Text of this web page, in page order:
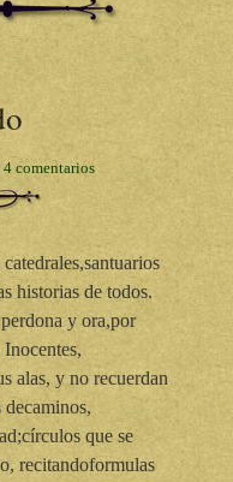
4 comentarios
historias de todos.
y ora,por
alas, y no recuerdan
que se
recitandoformulas